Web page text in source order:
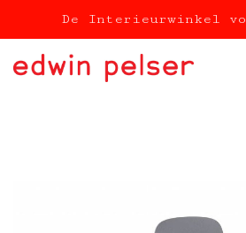
De Interieurwinkel